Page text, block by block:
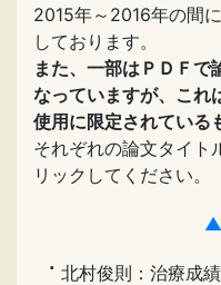
2015年～2016年の間
しております。
また、一部はＰＤＦで
なっていますが、これ
使用に限定されている
それぞれの論文タイト
リックしてください。
▲
北村俊則：治療成